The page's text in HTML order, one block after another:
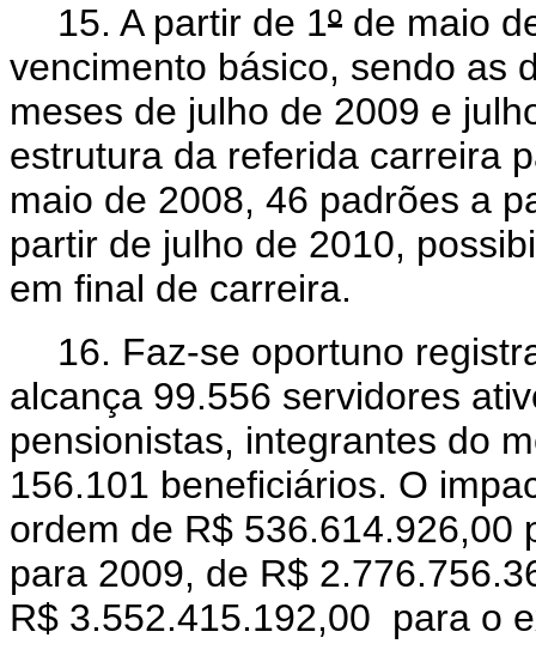
15. A partir de 1º de maio
vencimento básico, sendo as
meses de julho de 2009 e
estrutura da referida carreira
maio de 2008, 46 padrões a
partir de julho de 2010,
em final de carreira.
16. Faz-se oportuno
alcança 99.556 servidores
pensionistas, integrantes do
156.101 beneficiários. O
ordem de R$ 536.614.926,00
para 2009, de R$
R$ 3.552.415.192,00 para o